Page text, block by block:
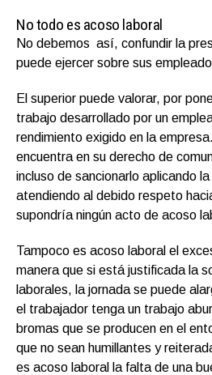
No todo es acoso laboral
No debemos así, confundir la
puede ejercer sobre sus
El superior puede valorar, por
trabajo desarrollado por un
rendimiento exigido en la
encuentra en su derecho de
incluso de sancionarlo aplicando
atendiendo al debido respeto
supondría ningún acto de acoso
Tampoco es acoso laboral el
manera que si está justificada la
laborales, la jornada se puede
el trabajador tenga un trabajo
bromas que se producen en el
que no sean humillantes y
es acoso laboral la falta de una